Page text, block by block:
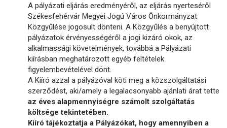
A pályázati eljárás eredményéről, az eljárás nyerteséről
Székesfehérvár Megyei Jogú Város Önkormányzat
Közgyűlése jogosult dönteni. A Közgyűlés a benyújtott
pályázatok érvényességéről a jogi kizáró okok, az
alkalmassági követelmények, továbbá a Pályázati
kiírásban meghatározott egyéb feltételek
figyelembevételével dönt.
A Kiíró azzal a pályázóval köti meg a közszolgáltatási
szerződést, aki/amely a legalacsonyabb ajánlati árat tette
az éves alapmennyiségre számolt szolgáltatás
költsége tekintetében.
Kiíró tájékoztatja a Pályázókat, hogy amennyiben a